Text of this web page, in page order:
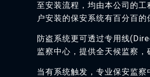
至安装流程，均由本公司的
户安装的保安系统有百分百的
防盗系统更可透过专用线
监察中心，提供全天候监察，
当有系统触发，专业保安监察